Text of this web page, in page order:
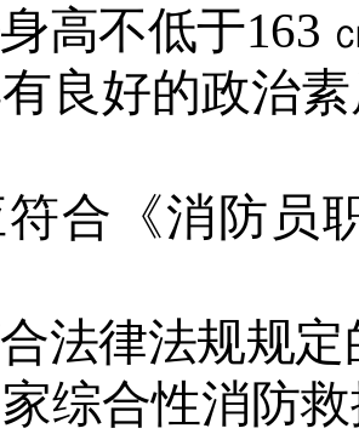
高不低于163
良好的政治
合《消防员
法律法规规
综合性消防